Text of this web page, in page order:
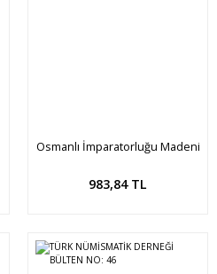
Osmanlı İmparatorluğu Madeni
983,84 TL